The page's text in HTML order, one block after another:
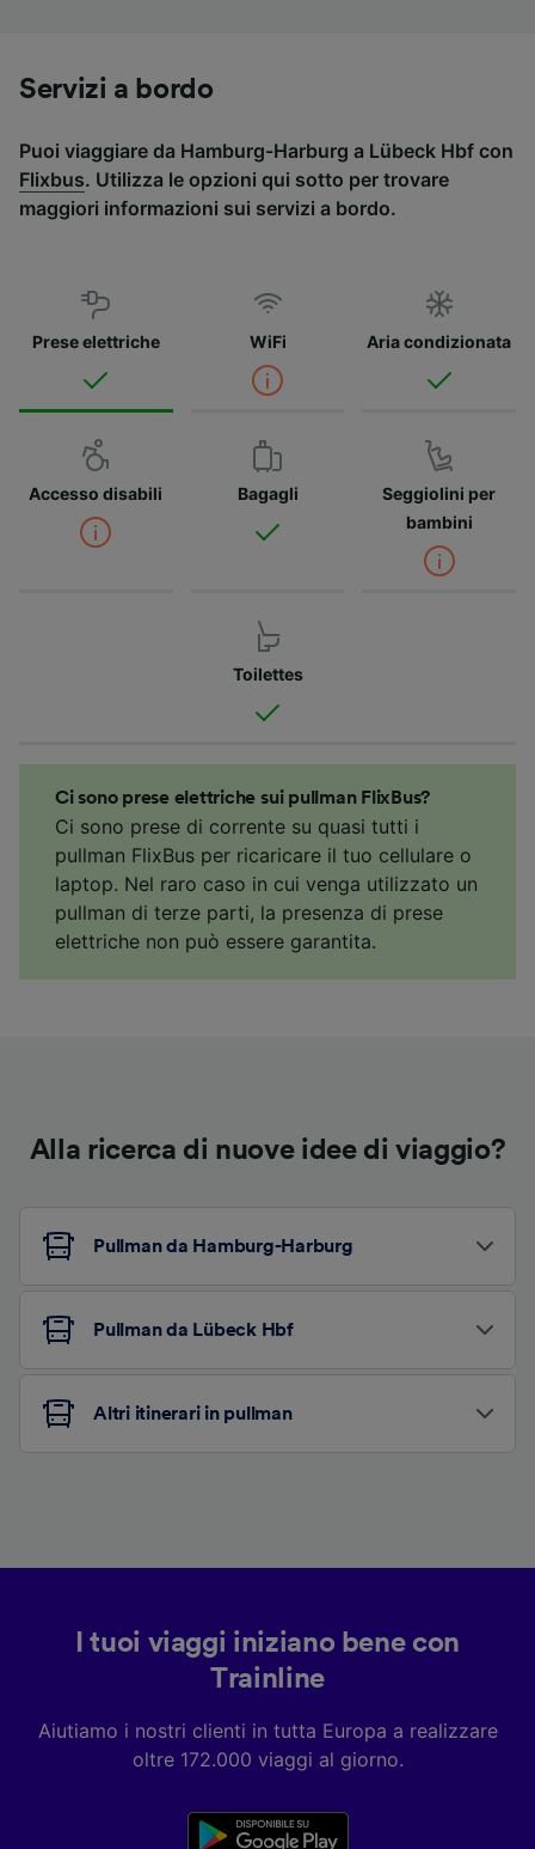
Servizi a bordo
Puoi viaggiare da Hamburg-Harburg a Lübeck Hbf con
Flixbus. Utilizza le opzioni qui sotto per trovare
maggiori informazioni sui servizi a bordo.
Prese elettriche WiFi Aria condizionata
Accesso disabili Bagagli
Seggiolini per
bambini
Toilettes
Ci sono prese elettriche sui pullman FlixBus?
Ci sono prese di corrente su quasi tutti i
pullman FlixBus per ricaricare il tuo cellulare o
laptop. Nel raro caso in cui venga utilizzato un
pullman di terze parti, la presenza di prese
elettriche non può essere garantita.
Alla ricerca di nuove idee di viaggio?
Pullman da Hamburg-Harburg
Pullman da Lübeck Hbf
Altri itinerari in pullman
I tuoi viaggi iniziano bene con
Trainline
Aiutiamo i nostri clienti in tutta Europa a realizzare
oltre 172.000 viaggi al giorno.